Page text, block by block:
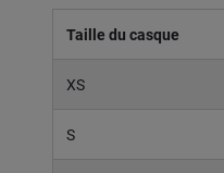
Taille du casque
XS
S